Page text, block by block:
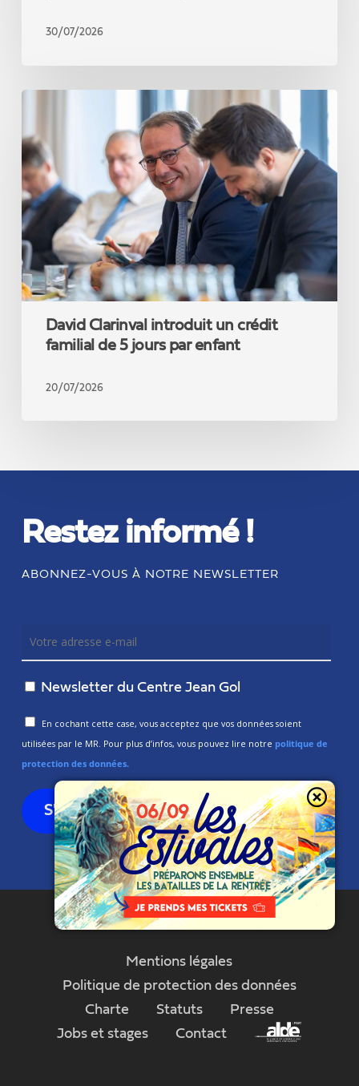
30/07/2026
introduit
un
crédit
familial
de
5
jours
par
enfant
David Clarinval introduit un crédit
familial de 5 jours par enfant
20/07/2026
Restez informé !
ABONNEZ-VOUS À NOTRE NEWSLETTER
Newsletter du Centre Jean Gol
En cochant cette case, vous acceptez que vos données soient
utilisées par le MR. Pour plus d’infos, vous pouvez lire notre politique de
protection des données.
Mentions légales
Politique de protection des données
Charte
Statuts
Presse
Jobs et stages
Contact